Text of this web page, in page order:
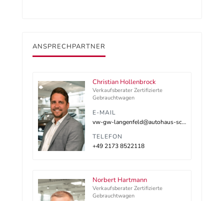
ANSPRECHPARTNER
Christian Hollenbrock
Verkaufsberater Zertifizierte
Gebrauchtwagen
E-MAIL
vw-gw-langenfeld@autohaus-schnitzler.dealerdesk.de
TELEFON
+49 2173 8522118
Norbert Hartmann
Verkaufsberater Zertifizierte
Gebrauchtwagen